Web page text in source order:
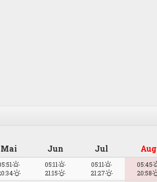
Mai Jun Jul Aug
05:11
21:15
05:11
21:27
05:45
20:58